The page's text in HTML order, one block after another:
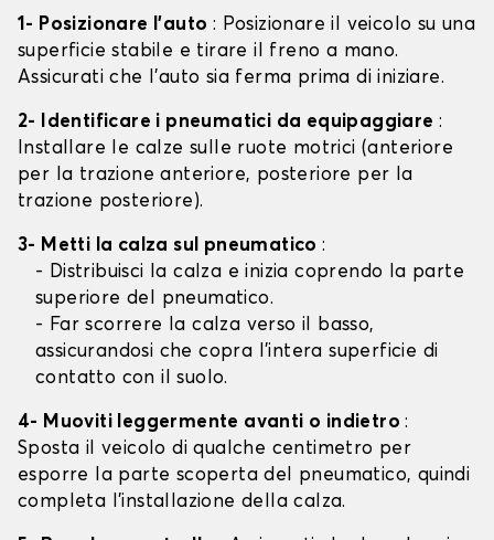
1- Posizionare l'auto : Posizionare il veicolo su una
superficie stabile e tirare il freno a mano.
Assicurati che l'auto sia ferma prima di iniziare.
2- Identificare i pneumatici da equipaggiare :
Installare le calze sulle ruote motrici (anteriore
per la trazione anteriore, posteriore per la
trazione posteriore).
3- Metti la calza sul pneumatico:
- Distribuisci la calza e inizia coprendo la parte
superiore del pneumatico.
- Far scorrere la calza verso il basso,
assicurandosi che copra l'intera superficie di
contatto con il suolo.
4- Muoviti leggermente avanti o indietro:
Sposta il veicolo di qualche centimetro per
esporre la parte scoperta del pneumatico, quindi
completa l'installazione della calza.